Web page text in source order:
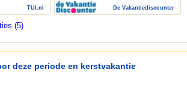
TUI.nl De Vakantiediscounter
(5)
deze periode en kerstvakantie